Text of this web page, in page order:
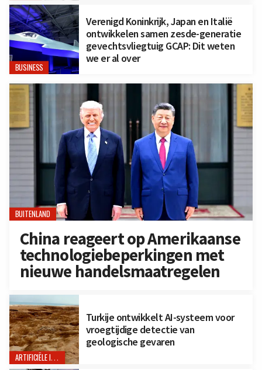
BUSINESS
Verenigd Koninkrijk, Japan en Italië
ontwikkelen samen zesde-generatie
gevechtsvliegtuig GCAP: Dit weten
we er al over
BUITENLAND
China reageert op Amerikaanse
technologiebeperkingen met
nieuwe handelsmaatregelen
ARTIFICIËLE INTELLIGENTIE
Turkije ontwikkelt AI-systeem voor
vroegtijdige detectie van
geologische gevaren